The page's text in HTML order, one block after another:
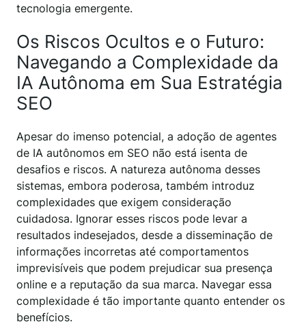
tecnologia emergente.
Os Riscos Ocultos e o Futuro:
Navegando a Complexidade da
IA Autônoma em Sua Estratégia
SEO
Apesar do imenso potencial, a adoção de agentes
de IA autônomos em SEO não está isenta de
desafios e riscos. A natureza autônoma desses
sistemas, embora poderosa, também introduz
complexidades que exigem consideração
cuidadosa. Ignorar esses riscos pode levar a
resultados indesejados, desde a disseminação de
informações incorretas até comportamentos
imprevisíveis que podem prejudicar sua presença
online e a reputação da sua marca. Navegar essa
complexidade é tão importante quanto entender os
benefícios.